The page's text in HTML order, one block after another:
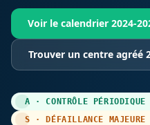
Voir le calendrier 2024-
Trouver un centre agréé
A · CONTRÔLE PÉRIODIQUE
S · DÉFAILLANCE MAJEURE